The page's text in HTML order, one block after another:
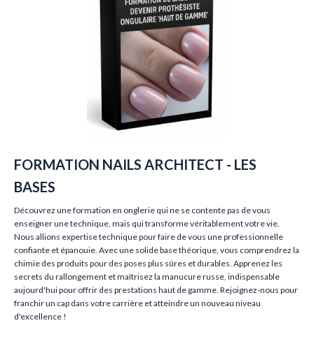
FORMATION NAILS ARCHITECT - LES
BASES
Découvrez une formation en onglerie qui ne se contente pas de vous
enseigner une technique, mais qui transforme véritablement votre vie.
Nous allions expertise technique pour faire de vous une professionnelle
confiante et épanouie. Avec une solide base théorique, vous comprendrez la
chimie des produits pour des poses plus sûres et durables. Apprenez les
secrets du rallongement et maîtrisez la manucure russe, indispensable
aujourd'hui pour offrir des prestations haut de gamme. Rejoignez-nous pour
franchir un cap dans votre carrière et atteindre un nouveau niveau
d'excellence !